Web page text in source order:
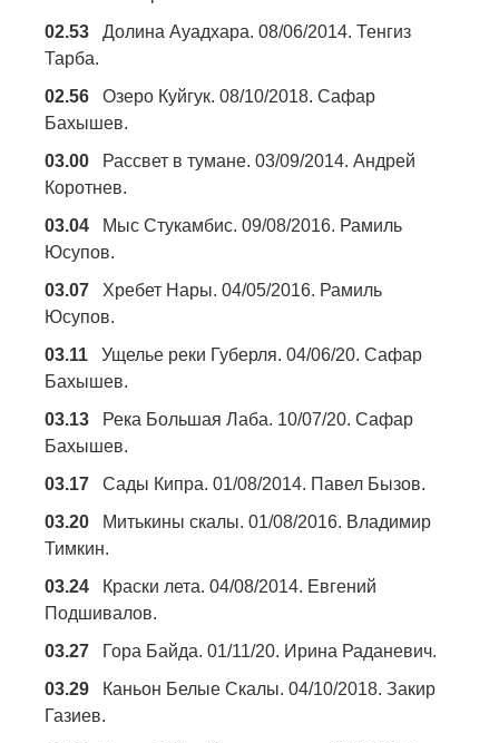
02.53 Долина Ауадхара. 08/06/2014. Тенгиз
Тарба.
02.56 Озеро Куйгук. 08/10/2018. Сафар
Бахышев.
03.00 Рассвет в тумане. 03/09/2014. Андрей
Коротнев.
03.04 Мыс Стукамбис. 09/08/2016. Рамиль
Юсупов.
03.07 Хребет Нары. 04/05/2016. Рамиль
Юсупов.
03.11 Ущелье реки Губерля. 04/06/20. Сафар
Бахышев.
03.13 Река Большая Лаба. 10/07/20. Сафар
Бахышев.
03.17 Сады Кипра. 01/08/2014. Павел Бызов.
03.20 Митькины скалы. 01/08/2016. Владимир
Тимкин.
03.24 Краски лета. 04/08/2014. Евгений
Подшивалов.
03.27 Гора Байда. 01/11/20. Ирина Раданевич.
03.29 Каньон Белые Скалы. 04/10/2018. Закир
Газиев.